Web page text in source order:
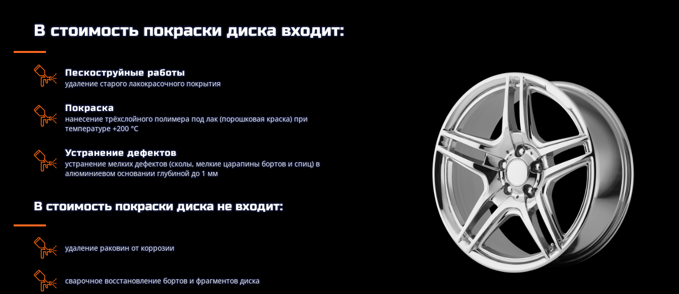
В стоимость покраски диска входит:
Пескоструйные работы
удаление старого лакокрасочного покрытия
Покраска
нанесение трёхслойного полимера под лак (порошковая краска) при
температуре +200 °C
Устранение дефектов
устранение мелких дефектов (сколы, мелкие царапины бортов и спиц) в
алюминиевом основании глубиной до 1 мм
В стоимость покраски диска не входит:
удаление раковин от коррозии
сварочное восстановление бортов и фрагментов диска